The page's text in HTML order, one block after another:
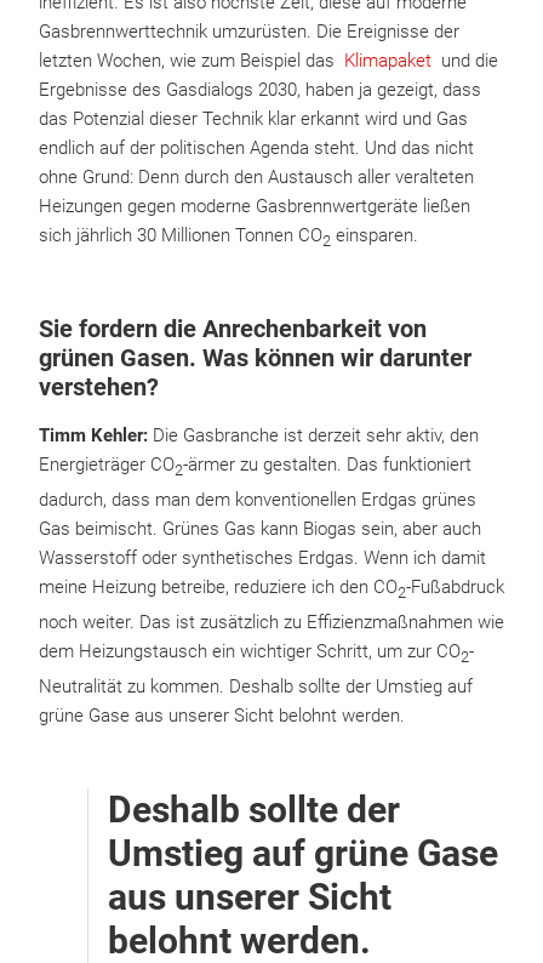
Gasbrennwerttechnik umzurüsten. Die Ereignisse der
letzten Wochen, wie zum Beispiel das Klimapaket und die
Ergebnisse des Gasdialogs 2030, haben ja gezeigt, dass
das Potenzial dieser Technik klar erkannt wird und Gas
endlich auf der politischen Agenda steht. Und das nicht
ohne Grund: Denn durch den Austausch aller veralteten
Heizungen gegen moderne Gasbrennwertgeräte ließen
sich jährlich 30 Millionen Tonnen CO2 einsparen.
Sie fordern die Anrechenbarkeit von
grünen Gasen. Was können wir darunter
verstehen?
Timm Kehler: Die Gasbranche ist derzeit sehr aktiv, den
Energieträger CO2-ärmer zu gestalten. Das funktioniert
dadurch, dass man dem konventionellen Erdgas grünes
Gas beimischt. Grünes Gas kann Biogas sein, aber auch
Wasserstoff oder synthetisches Erdgas. Wenn ich damit
meine Heizung betreibe, reduziere ich den CO2-Fußabdruck
noch weiter. Das ist zusätzlich zu Effizienzmaßnahmen wie
dem Heizungstausch ein wichtiger Schritt, um zur CO2-
Neutralität zu kommen. Deshalb sollte der Umstieg auf
grüne Gase aus unserer Sicht belohnt werden.
Deshalb sollte der
Umstieg auf grüne Gase
aus unserer Sicht
belohnt werden.